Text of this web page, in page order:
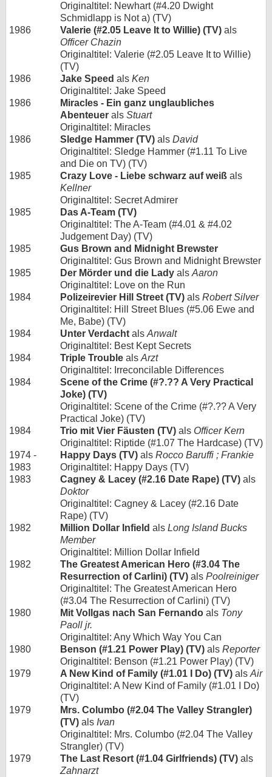
Originaltitel: Newhart (#4.20 Dwight
Schmidlapp is Not a) (TV)
1986
Valerie (#2.05 Leave It to Willie) (TV) als
Officer Chazin
Originaltitel: Valerie (#2.05 Leave It to Willie)
(TV)
1986
Jake Speed als Ken
Originaltitel: Jake Speed
1986
Miracles - Ein ganz unglaubliches
Abenteuer als Stuart
Originaltitel: Miracles
1986
Sledge Hammer (TV) als David
Originaltitel: Sledge Hammer (#1.11 To Live
and Die on TV) (TV)
1985
Crazy Love - Liebe schwarz auf weiß als
Kellner
Originaltitel: Secret Admirer
1985
Das A-Team (TV)
Originaltitel: The A-Team (#4.01 & #4.02
Judgement Day) (TV)
1985
Gus Brown and Midnight Brewster
Originaltitel: Gus Brown and Midnight Brewster
1985
Der Mörder und die Lady als Aaron
Originaltitel: Love on the Run
1984
Polizeirevier Hill Street (TV) als Robert Silver
Originaltitel: Hill Street Blues (#5.06 Ewe and
Me, Babe) (TV)
1984
Unter Verdacht als Anwalt
Originaltitel: Best Kept Secrets
1984
Triple Trouble als Arzt
Originaltitel: Irreconcilable Differences
1984
Scene of the Crime (#?.?? A Very Practical
Joke) (TV)
Originaltitel: Scene of the Crime (#?.?? A Very
Practical Joke) (TV)
1984
Trio mit Vier Fäusten (TV) als Officer Kern
Originaltitel: Riptide (#1.07 The Hardcase) (TV)
1974 -
1983
Happy Days (TV) als Rocco Baruffi ; Frankie
Originaltitel: Happy Days (TV)
1983
Cagney & Lacey (#2.16 Date Rape) (TV) als
Doktor
Originaltitel: Cagney & Lacey (#2.16 Date
Rape) (TV)
1982
Million Dollar Infield als Long Island Bucks
Member
Originaltitel: Million Dollar Infield
1982
The Greatest American Hero (#3.04 The
Resurrection of Carlini) (TV) als Poolreiniger
Originaltitel: The Greatest American Hero
(#3.04 The Resurrection of Carlini) (TV)
1980
Mit Vollgas nach San Fernando als Tony
Paoll jr.
Originaltitel: Any Which Way You Can
1980
Benson (#1.21 Power Play) (TV) als Reporter
Originaltitel: Benson (#1.21 Power Play) (TV)
1979
A New Kind of Family (#1.01 I Do) (TV) als Air
Originaltitel: A New Kind of Family (#1.01 I Do)
(TV)
1979
Mrs. Columbo (#2.04 The Valley Strangler)
(TV) als Ivan
Originaltitel: Mrs. Columbo (#2.04 The Valley
Strangler) (TV)
1979
The Last Resort (#1.04 Girlfriends) (TV) als
Zahnarzt